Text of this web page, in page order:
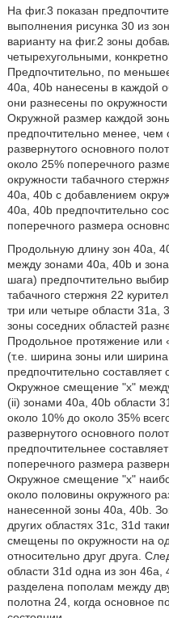
На фиг.3 показан
выполнения рисунка 30 из
варианту на фиг.2 зоны
четырехугольными,
Предпочтительно, по
40а, 40b нанесены в каждой
они разнесены по
Окружной размер каждой
предпочтительно менее, чем
развернутого основного
около 25% поперечного
окружности табачного
40а, 40b с добавлением
40а, 40b предпочтительно
поперечного размера
Продольную длину зон 40а,
между зонами 40а, 40b и
шага) предпочтительно
табачного стержня 22
три или четыре области 31а,
зоны соседних областей
Продольное протяжение
(т.е. ширина зоны или
предпочтительно
Окружное смещение "х"
(ii) зонами 40а, 40b области
около 10% до около 35%
развернутого основного
предпочтительнее
поперечного размера
Окружное смещение "х"
около половины окружного
нанесенной зоны 40а, 40b.
других областях 31с, 31d
смещены по окружности на
относительно друг друга.
области 31d одна из зон
разделена пополам между
полотна 24, когда основное